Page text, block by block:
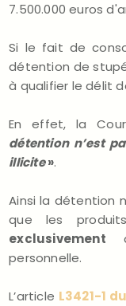
7.500.000 euros
Si le fait de
détention de
à qualifier le délit
En effet, la
détention n’est
illicite».
Ainsi la détention
que les
exclusivement
personnelle.
L’article L3421-1